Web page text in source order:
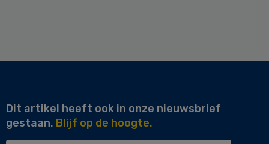
Dit artikel heeft ook in onze nieuwsbrief
gestaan. Blijf op de hoogte.